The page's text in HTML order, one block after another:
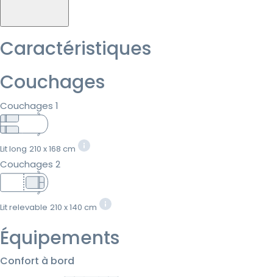
Caractéristiques
Couchages
Couchages 1
Lit long 210 x 168 cm
Couchages 2
Lit relevable 210 x 140 cm
Équipements
Confort à bord